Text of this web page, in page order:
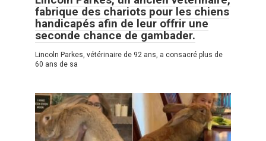
fabrique des chariots pour les chiens
handicapés afin de leur offrir une
seconde chance de gambader.
Lincoln Parkes, vétérinaire de 92 ans, a consacré plus de
60 ans de sa